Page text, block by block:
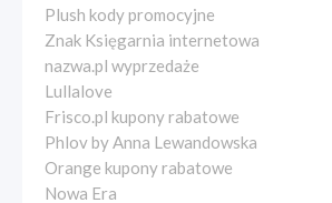
Plush kody promocyjne
Znak Księgarnia internetowa
nazwa.pl wyprzedaże
Lullalove
Frisco.pl kupony rabatowe
Phlov by Anna Lewandowska
Orange kupony rabatowe
Nowa Era